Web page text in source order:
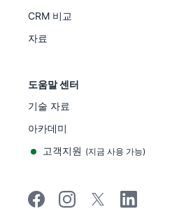
CRM 비교
자료
도움말 센터
기술 자료
아카데미
고객지원 (지금 사용 가능)